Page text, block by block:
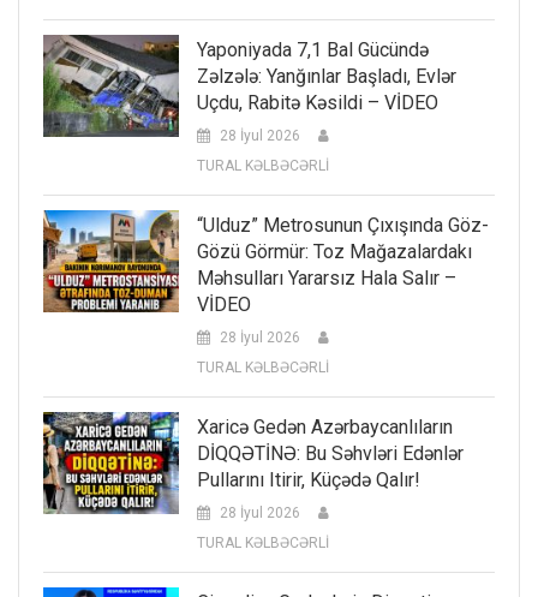
Yaponiyada 7,1 Bal Gücündə
Zəlzələ: Yanğınlar Başladı, Evlər
Uçdu, Rabitə Kəsildi – VİDEO
28 İyul 2026
TURAL KƏLBƏCƏRLİ
“Ulduz” Metrosunun Çıxışında Göz-
Gözü Görmür: Toz Mağazalardakı
Məhsulları Yararsız Hala Salır –
VİDEO
28 İyul 2026
TURAL KƏLBƏCƏRLİ
Xaricə Gedən Azərbaycanlıların
DİQQƏTİNƏ: Bu Səhvləri Edənlər
Pullarını Itirir, Küçədə Qalır!
28 İyul 2026
TURAL KƏLBƏCƏRLİ